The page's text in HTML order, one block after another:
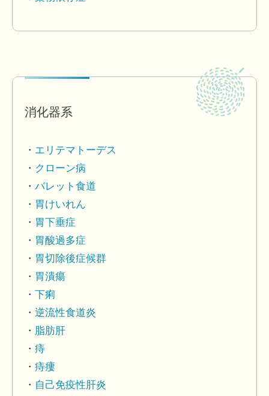
消化器系
エリテマトーデス
クローン病
バレット食道
胃けいれん
胃下垂症
胃酸過多症
胃切除後症候群
胃潰瘍
下痢
逆流性食道炎
脂肪肝
痔
痔瘻
自己免疫性肝炎